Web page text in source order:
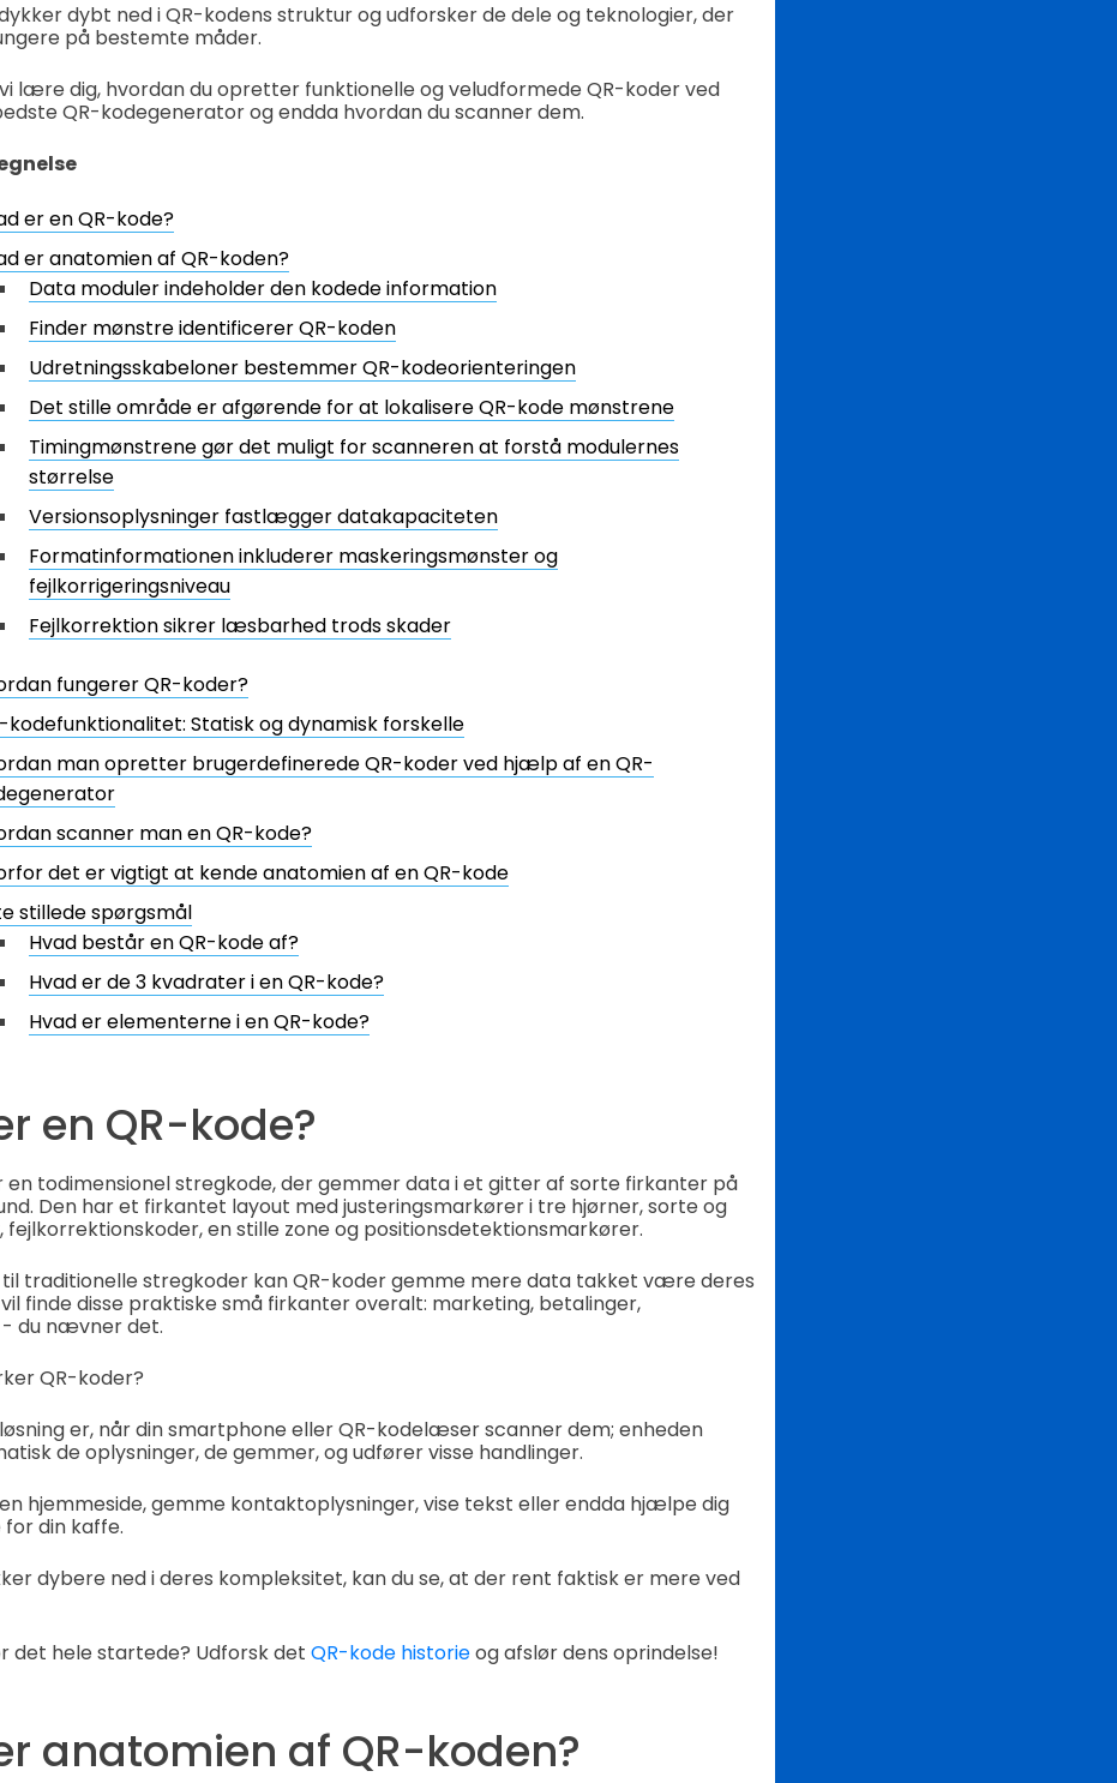
dybt ned i QR-kodens struktur og udforsker de dele og teknologier, der
på bestemte måder.
lære dig, hvordan du opretter funktionelle og veludformede QR-koder ved
QR-kodegenerator og endda hvordan du scanner dem.
er en QR-kode?
er anatomien af QR-koden?
Data moduler indeholder den kodede information
Finder mønstre identificerer QR-koden
Udretningsskabeloner bestemmer QR-kodeorienteringen
Det stille område er afgørende for at lokalisere QR-kode mønstrene
Timingmønstrene gør det muligt for scanneren at forstå modulernes
størrelse
Versionsoplysninger fastlægger datakapaciteten
Formatinformationen inkluderer maskeringsmønster og
fejlkorrigeringsniveau
Fejlkorrektion sikrer læsbarhed trods skader
fungerer QR-koder?
kodefunktionalitet: Statisk og dynamisk forskelle
man opretter brugerdefinerede QR-koder ved hjælp af en QR-
scanner man en QR-kode?
det er vigtigt at kende anatomien af en QR-kode
stillede spørgsmål
Hvad består en QR-kode af?
Hvad er de 3 kvadrater i en QR-kode?
Hvad er elementerne i en QR-kode?
en QR-kode?
en todimensionel stregkode, der gemmer data i et gitter af sorte firkanter på
Den har et firkantet layout med justeringsmarkører i tre hjørner, sorte og
fejlkorrektionskoder, en stille zone og positionsdetektionsmarkører.
traditionelle stregkoder kan QR-koder gemme mere data takket være deres
finde disse praktiske små firkanter overalt: marketing, betalinger,
du nævner det.
QR-koder?
er, når din smartphone eller QR-kodelæser scanner dem; enheden
de oplysninger, de gemmer, og udfører visse handlinger.
hjemmeside, gemme kontaktoplysninger, vise tekst eller endda hjælpe dig
din kaffe.
dybere ned i deres kompleksitet, kan du se, at der rent faktisk er mere ved
det hele startede? Udforsk det QR-kode historieog afslør dens oprindelse!
anatomien af QR-koden?